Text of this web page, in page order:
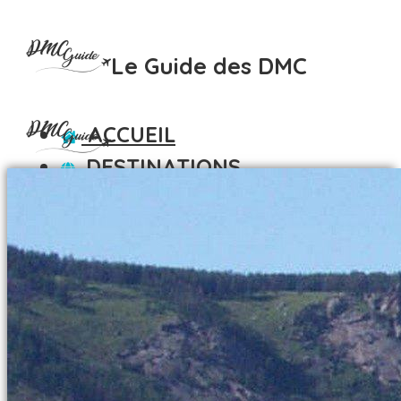
Le Guide des DMC
ACCUEIL
DESTINATIONS
ALGÉRIE
BÉNIN
BOTSWANA
BURKINA FASO
CÔTE D IVOIRE
AFRIQUE
AFRIQUE DU SUD
ALGÉRIE
BÉNIN